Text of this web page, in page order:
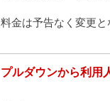
料金は予告なく変更と
プルダウンから利用